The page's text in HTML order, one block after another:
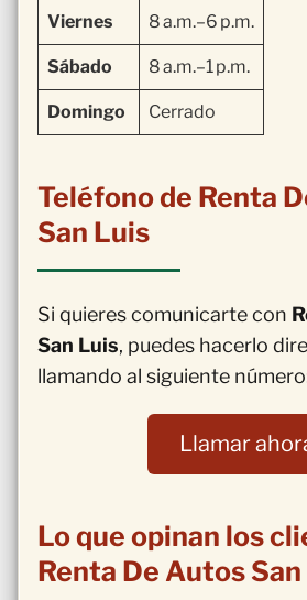
Viernes 8 a.m.–6 p.m.
Sábado 8 a.m.–1 p.m.
Domingo Cerrado
Teléfono de Renta
San Luis
Si quieres comunicarte con
San Luis, puedes hacerlo
llamando al siguiente
Llamar
Lo que opinan los
Renta De Autos